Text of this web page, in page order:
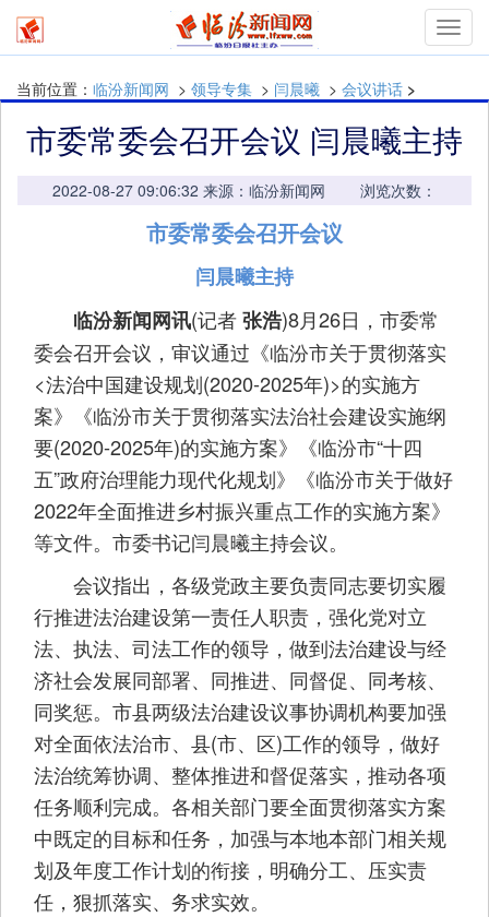
当前位置： 临汾新闻网 > 领导专集 > 闫晨曦 > 会议讲话 >
市委常委会召开会议 闫晨曦主持
2022-08-27 09:06:32 来源：临汾新闻网 浏览次数：
市委常委会召开会议
闫晨曦主持
临汾新闻网讯(记者张浩)8月26日，市委常
委会召开会议，审议通过《临汾市关于贯彻落实
<法治中国建设规划(2020-2025年)>的实施方
案》《临汾市关于贯彻落实法治社会建设实施纲
要(2020-2025年)的实施方案》《临汾市“十四
五”政府治理能力现代化规划》《临汾市关于做好
2022年全面推进乡村振兴重点工作的实施方案》
等文件。市委书记闫晨曦主持会议。
会议指出，各级党政主要负责同志要切实履
行推进法治建设第一责任人职责，强化党对立
法、执法、司法工作的领导，做到法治建设与经
济社会发展同部署、同推进、同督促、同考核、
同奖惩。市县两级法治建设议事协调机构要加强
对全面依法治市、县(市、区)工作的领导，做好
法治统筹协调、整体推进和督促落实，推动各项
任务顺利完成。各相关部门要全面贯彻落实方案
中既定的目标和任务，加强与本地本部门相关规
划及年度工作计划的衔接，明确分工、压实责
任，狠抓落实、务求实效。